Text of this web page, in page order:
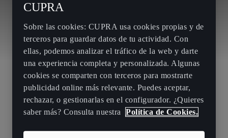
CUPRA
Sobre las cookies: CUPRA usa cookies propias y de
terceros para guardar datos de tu actividad. Con
ellas, podemos analizar el tráfico de la web y darte
una experiencia completa y personalizada. Algunas
cookies se comparten con terceros para mostrarte
publicidad online más relevante. Puedes aceptar,
rechazar, o gestionarlas en el configurador. ¿Quieres
saber más? Consulta nuestra Política de Cookies.